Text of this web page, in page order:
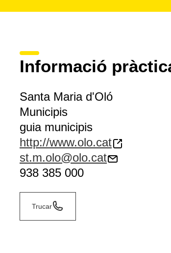
Informació
Santa Maria d'Oló
Municipis
guia municipis
http://www.olo.cat
st.m.olo@olo.cat
938 385 000
Trucar